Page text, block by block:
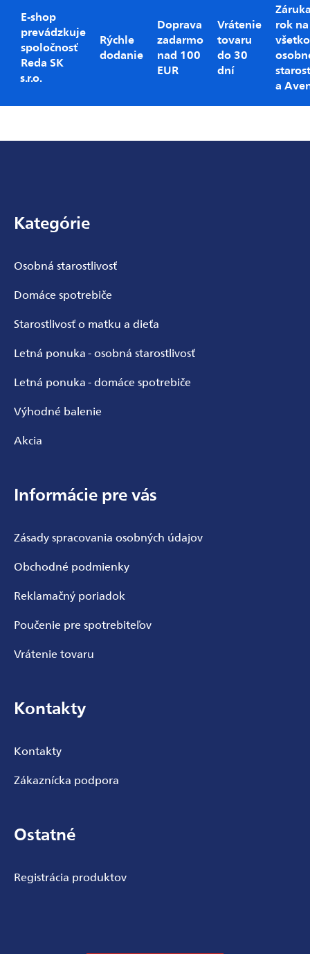
E-shop
prevádzkuje
spoločnosť
Reda SK
s.r.o.
Rýchle
dodanie
Doprava
zadarmo
nad 100
EUR
Vrátenie
tovaru
do 30
dní
rok na
a
Zápätie
Kategórie
Osobná starostlivosť
Domáce spotrebiče
Starostlivosť o matku a dieťa
Letná ponuka - osobná starostlivosť
Letná ponuka - domáce spotrebiče
Výhodné balenie
Akcia
Informácie pre vás
Zásady spracovania osobných údajov
Obchodné podmienky
Reklamačný poriadok
Poučenie pre spotrebiteľov
Vrátenie tovaru
Kontakty
Kontakty
Zákaznícka podpora
Ostatné
Registrácia produktov